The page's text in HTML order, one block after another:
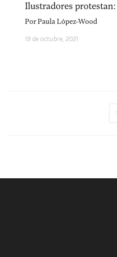
Ilustradores protestan:
PorPaula López-Wood
19 de octubre, 2021
1